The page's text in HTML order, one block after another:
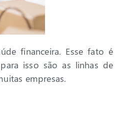
financeira. Esse fato é
isso são as linhas de
empresas.